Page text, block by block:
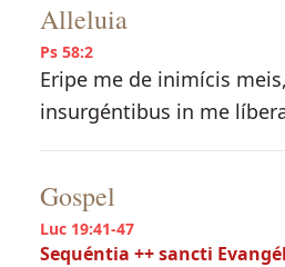
Alleluia
Ps 58:2
Eripe me de inimícis
insurgéntibus in me
Gospel
Luc 19:41-47
Sequéntia ++ sancti